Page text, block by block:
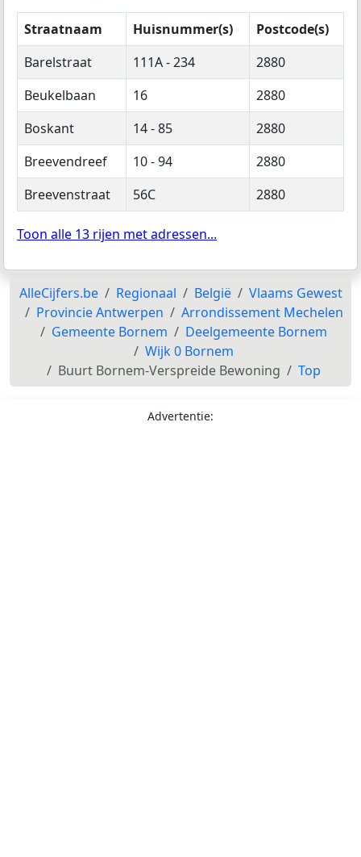
Straatnaam Huisnummer(s)
Postcode(s)
Barelstraat
111A - 234
2880
Beukelbaan
16
2880
Boskant
14 - 85
2880
Breevendreef
10 - 94
2880
Breevenstraat
56C 2880
Toon alle 13 rijen met adressen...
AlleCijfers.be Regionaal België
Vlaams Gewest
Provincie Antwerpen
Arrondissement Mechelen
Gemeente Bornem
Deelgemeente Bornem
Wijk 0 Bornem
Buurt Bornem-Verspreide Bewoning
Top
Advertentie: